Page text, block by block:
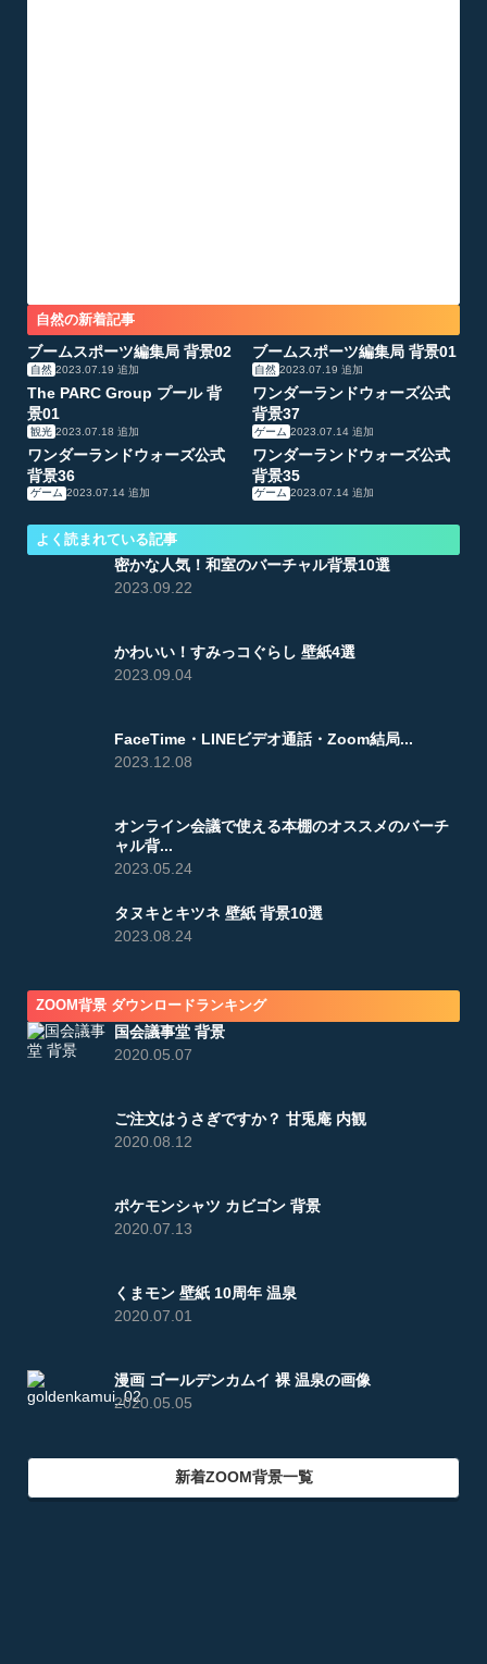
自然の新着記事
ブームスポーツ編集局 背景02
自然 2023.07.19 追加
ブームスポーツ編集局 背景01
自然 2023.07.19追加
The PARC Group プール 背
景01
観光 2023.07.18 追加
ワンダーランドウォーズ公式
背景37
ゲーム 2023.07.14追加
ワンダーランドウォーズ公式
背景36
ゲーム 2023.07.14 追加
ワンダーランドウォーズ公式
背景35
ゲーム 2023.07.14追加
よく読まれている記事
密かな人気！和室のバーチャル背景10選
2023.09.22
かわいい！すみっコぐらし 壁紙4選
2023.09.04
FaceTime・LINEビデオ通話・Zoom結局...
2023.12.08
オンライン会議で使える本棚のオススメのバーチ
ャル背...
2023.05.24
タヌキとキツネ 壁紙 背景10選
2023.08.24
ZOOM背景 ダウンロードランキング
国会議事堂 背景
2020.05.07
ご注文はうさぎですか？ 甘兎庵 内観
2020.08.12
ポケモンシャツ カビゴン 背景
2020.07.13
くまモン 壁紙 10周年 温泉
2020.07.01
漫画 ゴールデンカムイ 裸 温泉の画像
2020.05.05
新着ZOOM背景一覧